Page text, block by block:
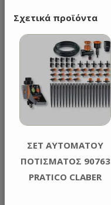
Σχετικά προϊόντα
ΣΕΤ ΑΥΤΟΜΑΤΟΥ
ΠΟΤΙΣΜΑΤΟΣ 90763
PRATICO CLABER